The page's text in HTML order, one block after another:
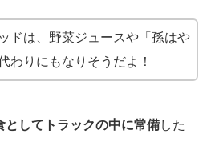
ドは、野菜ジュースや「孫はや
わりにもなりそうだよ！
としてトラックの中に常備した